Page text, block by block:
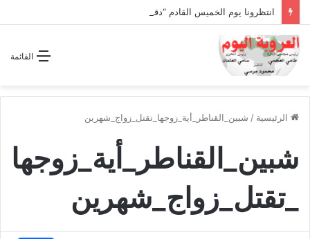
القائمة
الرئيسية / شبين_القناطر_أية_زوجها_تقتل_زواج_شهرين
شبين_القناطر_أية_زوجها
_تقتل_زواج_شهرين